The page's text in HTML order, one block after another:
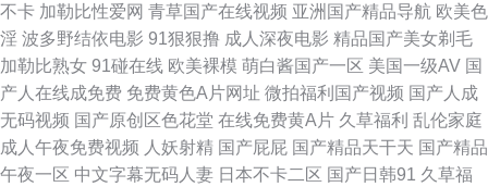
青青草 91网页在线版 91久色 91tv官网 91video在线观看 伊人影院东京热 最
新浮力网址公 91人人摸人人操97 91成人摄影 东京热Av导航 91快播视频在
线观看 欧美一区二区无码免费 91蜜桃在线观看 人妻熟妇一区二区三区 欧美
不卡 加勒比性爱网 青草国产在线视频 亚洲国产精品导航 欧美色
淫 波多野结依电影 91狠狠撸 成人深夜电影 精品国产美女剃毛
加勒比熟女 91碰在线 欧美裸模 萌白酱国产一区 美国一级AV 国
产人在线成免费 免费黄色A片网址 微拍福利国产视频 国产人成
无码视频 国产原创区色花堂 在线免费黄A片 久草福利 乱伦家庭
成人午夜免费视频 人妖射精 国产屁屁 国产精品天干天 国产精品
午夜一区 中文字幕无码人妻 日本不卡二区 国产日韩91 久草福